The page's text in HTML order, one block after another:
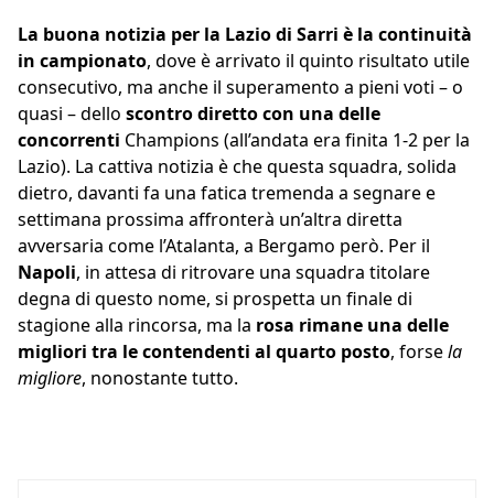
La buona notizia per la Lazio di Sarri è la continuità
in campionato, dove è arrivato il quinto risultato utile
consecutivo, ma anche il superamento a pieni voti – o
quasi – dello scontro diretto con una delle
concorrenti Champions (all’andata era finita 1-2 per la
Lazio). La cattiva notizia è che questa squadra, solida
dietro, davanti fa una fatica tremenda a segnare e
settimana prossima affronterà un’altra diretta
avversaria come l’Atalanta, a Bergamo però. Per il
Napoli, in attesa di ritrovare una squadra titolare
degna di questo nome, si prospetta un finale di
stagione alla rincorsa, ma la rosa rimane una delle
migliori tra le contendenti al quarto posto, forsela
migliore, nonostante tutto.